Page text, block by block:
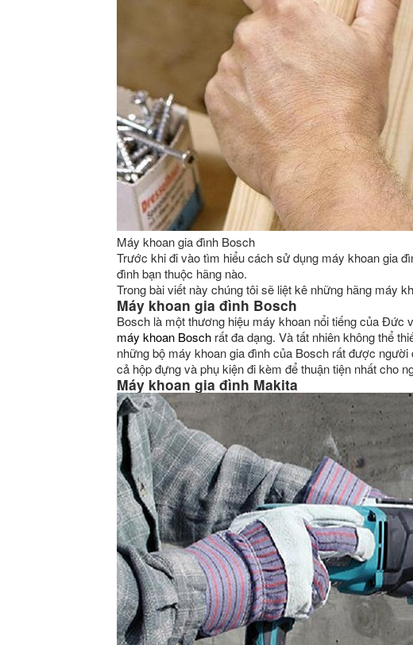
Máy khoan gia đình Bosch
Trước khi đi vào tìm hiểu cách sử dụng máy khoan gia
đình bạn thuộc hãng nào.
Trong bài viết này chúng tôi sẽ liệt kê những hãng máy
Máy khoan gia đình Bosch
Bosch là một thương hiệu máy khoan nổi tiếng của Đức
máy khoan Bosch rất đa dạng. Và tất nhiên không thể
những bộ máy khoan gia đình của Bosch rất được
cả hộp đựng và phụ kiện đi kèm để thuận tiện nhất cho
Máy khoan gia đình Makita